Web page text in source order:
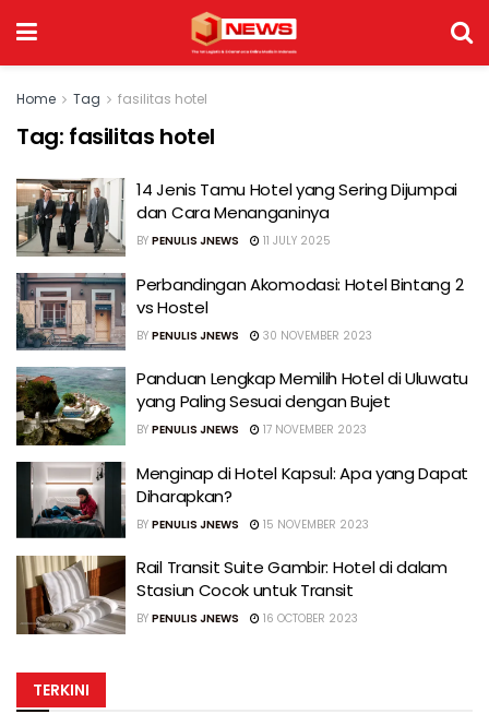
Home Tag fasilitas hotel
Tag: fasilitas hotel
14 Jenis Tamu Hotel yang Sering Dijumpai
dan Cara Menanganinya
BY PENULIS JNEWS 11 JULY 2025
Perbandingan Akomodasi: Hotel Bintang 2
vs Hostel
BY PENULIS JNEWS 30 NOVEMBER 2023
Panduan Lengkap Memilih Hotel di Uluwatu
yang Paling Sesuai dengan Bujet
BY PENULIS JNEWS 17 NOVEMBER 2023
Menginap di Hotel Kapsul: Apa yang Dapat
Diharapkan?
BY PENULIS JNEWS 15 NOVEMBER 2023
Rail Transit Suite Gambir: Hotel di dalam
Stasiun Cocok untuk Transit
BY PENULIS JNEWS 16 OCTOBER 2023
TERKINI